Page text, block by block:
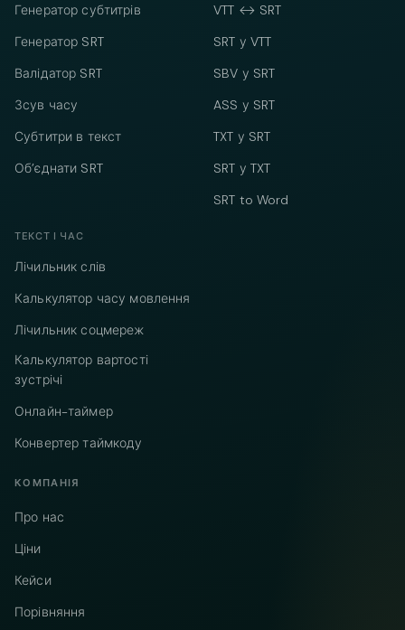
Генератор субтитрів
Генератор SRT
Валідатор SRT
Зсув часу
Субтитри в текст
Об’єднати SRT
VTT ↔ SRT
SRT у VTT
SBV у SRT
ASS у SRT
TXT у SRT
SRT у TXT
SRT to Word
ТЕКСТ І ЧАС
Лічильник слів
Калькулятор часу мовлення
Лічильник соцмереж
Калькулятор вартості
зустрічі
Онлайн-таймер
Конвертер таймкоду
КОМПАНІЯ
Про нас
Ціни
Кейси
Порівняння